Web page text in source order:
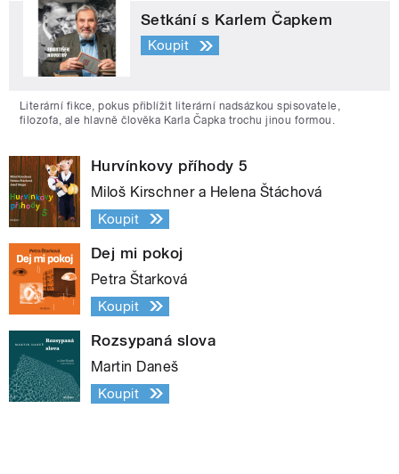
Setkání s Karlem Čapkem
Koupit
Literární fikce, pokus přiblížit literární nadsázkou spisovatele,
filozofa, ale hlavně člověka Karla Čapka trochu jinou formou.
Hurvínkovy příhody 5
Miloš Kirschner a Helena Štáchová
Koupit
Dej mi pokoj
Petra Štarková
Koupit
Rozsypaná slova
Martin Daneš
Koupit